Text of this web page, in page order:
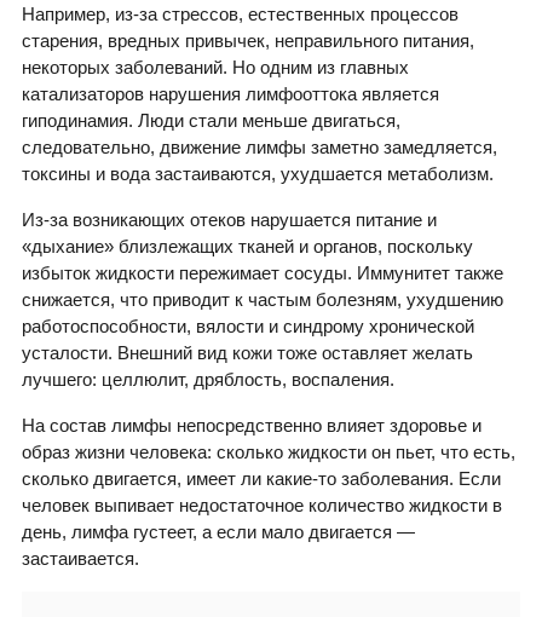
Например, из-за стрессов, естественных процессов
старения, вредных привычек, неправильного питания,
некоторых заболеваний. Но одним из главных
катализаторов нарушения лимфооттока является
гиподинамия. Люди стали меньше двигаться,
следовательно, движение лимфы заметно замедляется,
токсины и вода застаиваются, ухудшается метаболизм.
Из-за возникающих отеков нарушается питание и
«дыхание» близлежащих тканей и органов, поскольку
избыток жидкости пережимает сосуды. Иммунитет также
снижается, что приводит к частым болезням, ухудшению
работоспособности, вялости и синдрому хронической
усталости. Внешний вид кожи тоже оставляет желать
лучшего: целлюлит, дряблость, воспаления.
На состав лимфы непосредственно влияет здоровье и
образ жизни человека: сколько жидкости он пьет, что есть,
сколько двигается, имеет ли какие-то заболевания. Если
человек выпивает недостаточное количество жидкости в
день, лимфа густеет, а если мало двигается —
застаивается.